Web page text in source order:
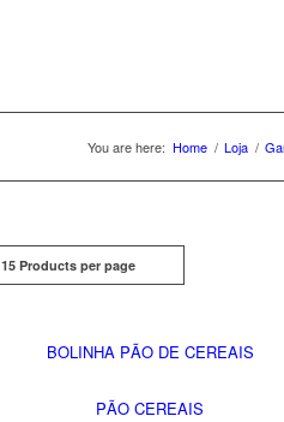
You are here: Home / Loja /
15 Products per page
BOLINHA PÃO DE CEREAIS
PÃO CEREAIS